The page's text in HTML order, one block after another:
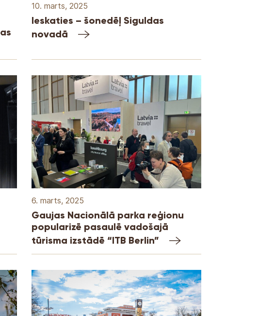
10. marts, 2025
Ieskaties – šonedēļ Siguldas
novadā
6. marts, 2025
Gaujas Nacionālā parka reģionu
popularizē pasaulē vadošajā
tūrisma izstādē “ITB Berlin”